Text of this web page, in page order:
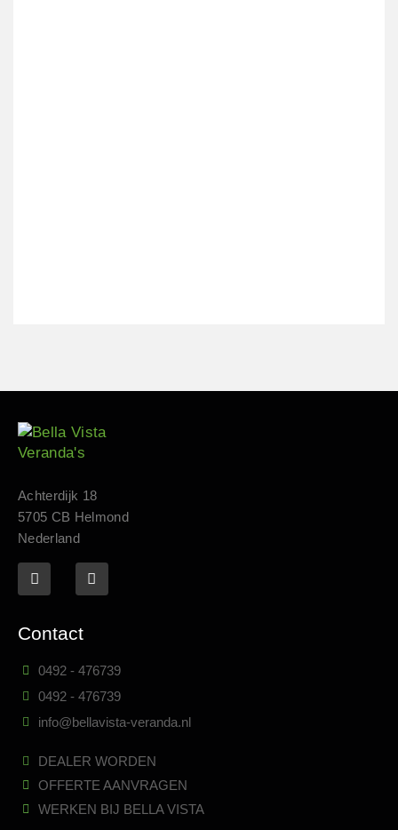
Achterdijk 18
5705 CB Helmond
Nederland
Contact
0492 - 476739
0492 - 476739
info@bellavista-veranda.nl
DEALER WORDEN
OFFERTE AANVRAGEN
WERKEN BIJ BELLA VISTA